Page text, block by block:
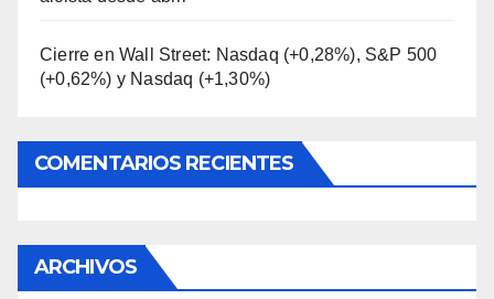
Cierre en Wall Street: Nasdaq (+0,28%), S&P 500
(+0,62%) y Nasdaq (+1,30%)
COMENTARIOS RECIENTES
ARCHIVOS